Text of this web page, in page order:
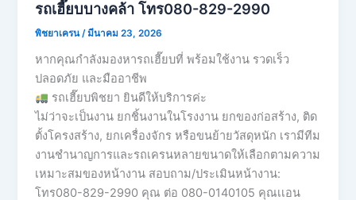
รถเฮี๊ยบบางคล้า โทร080-829-2990
พิชยาเครน/มีนาคม 23, 2026
หากคุณกำลังมองหารถเฮี๊ยบที่ พร้อมใช้งาน รวดเร็ว
ปลอดภัย และมืออาชีพ
รถเฮี๊ยบพิชยา ยินดีให้บริการค่ะ
ไม่ว่าจะเป็นงาน ยกชิ้นงานในโรงงาน ยกของก่อสร้าง, ติด
ตั้งโครงสร้าง, ยกเครื่องจักร หรือขนย้ายวัสดุหนัก เรามีทีม
งานชำนาญการและรถเครนหลายขนาดให้เลือกตามความ
เหมาะสมของหน้างาน สอบถาม/ประเมินหน้างาน:
โทร080-829-2990 คุณ ต่อ 080-0140105 คุณเเอน